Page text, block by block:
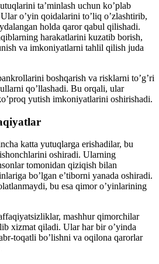
ta’minlash uchun ko’plab
o’yin qoidalarini to’liq o’zlashtirib,
holda qaror qabul qilishadi.
harakatlarini kuzatib borish,
va imkoniyatlarni tahlil qilish juda
boshqarish va risklarni to’g’ri
qo’llashadi. Bu orqali, ular
yutish imkoniyatlarini oshirishadi.
katta yutuqlarga erishadilar, bu
oshiradi. Ularning
tomonidan qiziqish bilan
bo’lgan e’tiborni yanada oshiradi.
bu esa qimor o’yinlarining
mashhur qimorchilar
xizmat qiladi. Ular har bir o’yinda
toqatli bo’lishni va oqilona qarorlar